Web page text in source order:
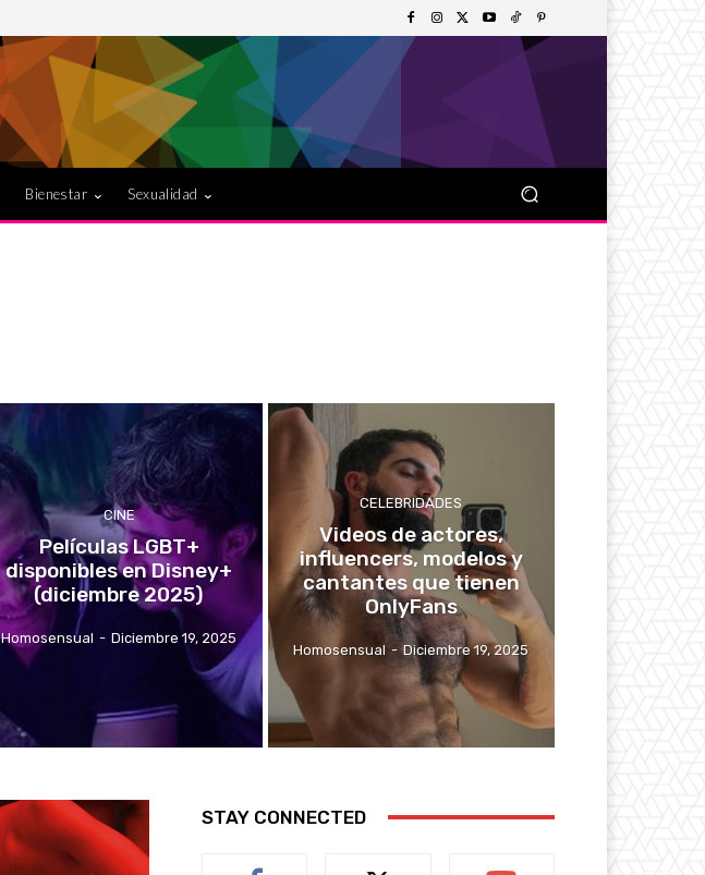
Bienestar Sexualidad
CINE
Películas LGBT+
disponibles en Disney+
(diciembre 2025)
Homosensual - Diciembre 19, 2025
CELEBRIDADES
Videos de actores,
influencers, modelos y
cantantes que tienen
OnlyFans
Homosensual - Diciembre 19, 2025
STAY CONNECTED